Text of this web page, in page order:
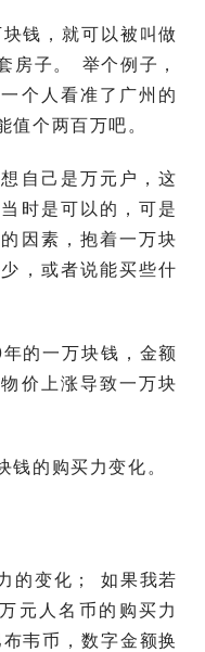
钱，就可以被叫做
房子。 举个例子，
个人看准了广州的
值个两百万吧。
自己是万元户，这
时是可以的，可是
因素，抱着一万块
，或者说能买些什
的一万块钱，金额
价上涨导致一万块
的购买力变化。
的变化； 如果我若
元人名币的购买力
韦币，数字金额换